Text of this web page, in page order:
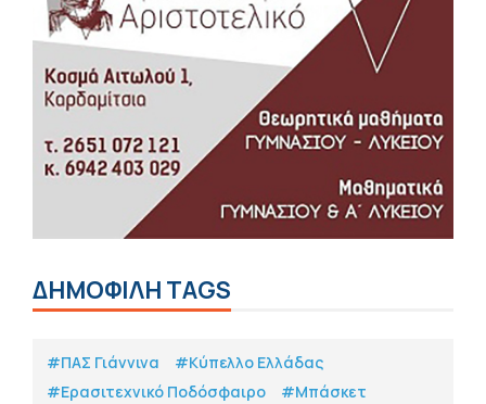
ΔΗΜΟΦΙΛΗ TAGS
#ΠΑΣ Γιάννινα
#Κύπελλο Ελλάδας
#Eρασιτεχνικό Ποδόσφαιρο
#Μπάσκετ